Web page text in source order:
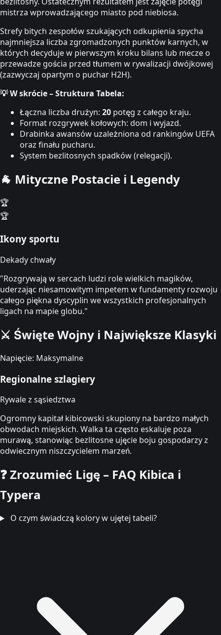
mistrza wprowadzającego miasto pod niebiosa.
Strefy bitych zespołów szukających odkupienia spycha
najmniejsza liczba zgromadzonych punktów karnych, w
których decyduje w pierwszym kroku bilans lub mecze o
przewadze gościa przed tłumem w rywalizacji dwójkowej
(zazwyczaj opartym o puchar H2H).
💡 W skrócie – Struktura Tabela:
Łączna liczba drużyn: 20 potęg z całego kraju.
Format rozgrywek kołowych: dom i wyjazd.
Drabinka awansów uzależniona od rankingów UEFA
oraz finału pucharu.
System bezlitosnych spadków (relegacji).
🐐 Mityczne Postacie i Legendy
🏆
🏆
Ikony sportu
Dekady chwały
"Rozgrywają w sercach ludzi role wielkich magików,
uderzając niesamowitym impetem w fundamenty rozwoju
całego piękna dyscyplin we wszystkich profesjonalnych
ligach na mapie globu."
⚔️ Święte Wojny i Największe Klasyki
Napięcie: Maksymalne
Regionalne szlagiery
Rywale z sąsiedztwa
Ogromny kapitał kibicowski skupiony na bardzo małych
obwodach miejskich. Walka ta często eskaluje poza
murawą, stanowiąc bezlitosne ujęcie boju gospodarzy z
odwiecznym niszczycielem marzeń.
❓Zrozumieć Ligę – FAQ Kibica i
Typera
O czym świadczą kolory w ujętej tabeli?